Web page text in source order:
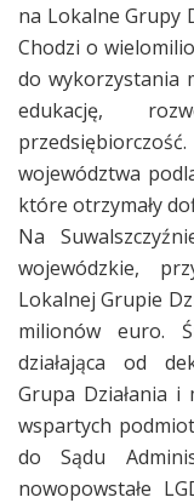
na Lokalne Grupy
Chodzi o
do wykorzystania
edukację,
województwa
które otrzymały
Na
wojewódzkie,
Lokalnej Grupie
milionów euro.
działająca od
Grupa Działania
wspartych
do Sądu
nowopowstałe